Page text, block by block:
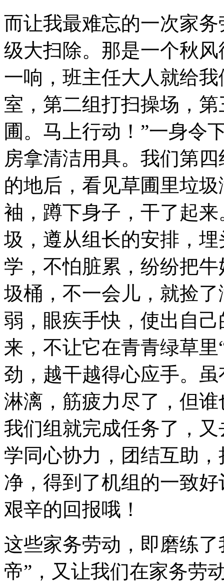
而让我最难忘的一次家
级大扫除。那是一个秋
一响，班主任大人就给
室，第二组打扫操场，
圃。马上行动！”一身令
房拿清洁用具。我们第
的地后，看见草圃里垃
袖，蹲下身子，干了起
圾，遵从组长的安排，
学，不怕脏累，纷纷把
圾桶，不一会儿，就捡
弱，眼疾手快，使出自
来，不让它在青青绿草
劲，越干越得心应手。
淋漓，筋疲力尽了，但
我们组就完成任务了，
学同心协力，团结互助
净，得到了机组的一致
艰辛的回报哦！
这些家务劳动，即磨练
帝”，又让我们在家务劳